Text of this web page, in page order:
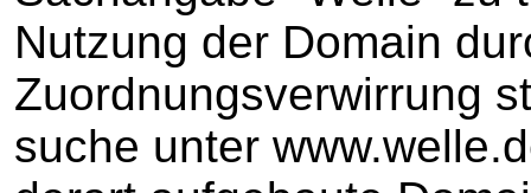
Nutzung der Domain
Zuordnungsverwirrung
suche unter